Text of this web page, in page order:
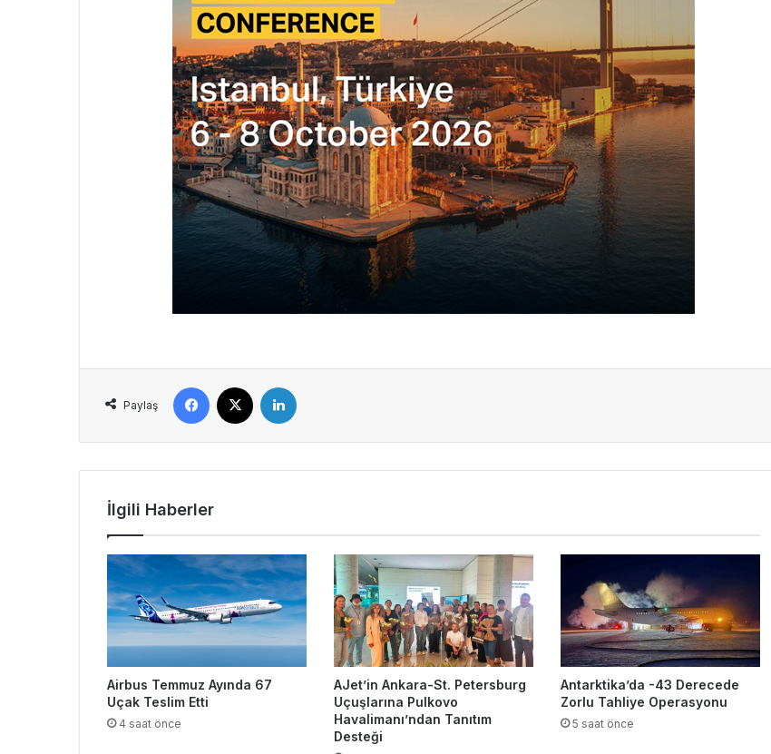
Paylaş
Facebook
İlgili Haberler
Airbus Temmuz Ayında 67
Uçak Teslim Etti
4 saat önce
AJet’in Ankara-St. Petersburg
Uçuşlarına Pulkovo
Havalimanı’ndan Tanıtım
Desteği
Antarktika’da -43 Derecede
Zorlu Tahliye Operasyonu
5 saat önce